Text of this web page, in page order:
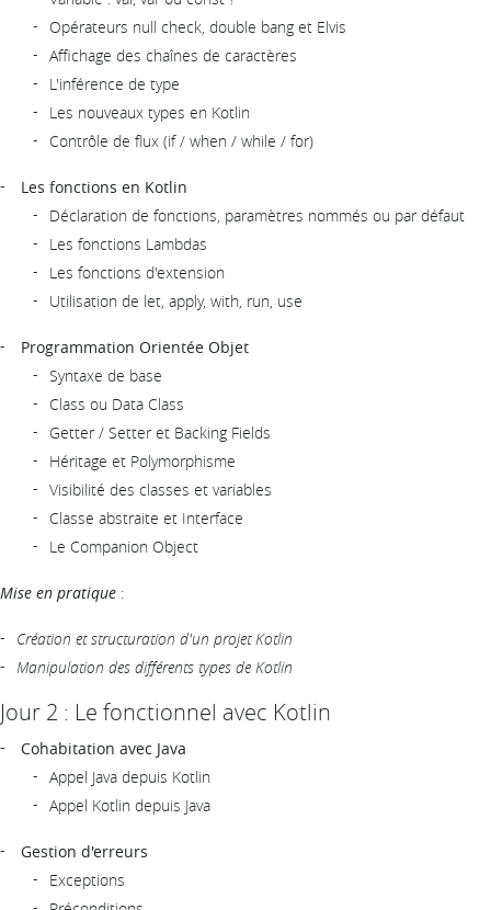
Opérateurs null check, double bang et Elvis
Affichage des chaînes de caractères
L'inférence de type
Les nouveaux types en Kotlin
Contrôle de flux (if / when / while / for)
Les fonctions en Kotlin
Déclaration de fonctions, paramètres nommés ou par défaut
Les fonctions Lambdas
Les fonctions d'extension
Utilisation de let, apply, with, run, use
Programmation Orientée Objet
Syntaxe de base
Class ou Data Class
Getter / Setter et Backing Fields
Héritage et Polymorphisme
Visibilité des classes et variables
Classe abstraite et Interface
Le Companion Object
Mise en pratique :
Création et structuration d'un projet Kotlin
Manipulation des différents types de Kotlin
Jour 2 : Le fonctionnel avec Kotlin
Cohabitation avec Java
Appel Java depuis Kotlin
Appel Kotlin depuis Java
Gestion d'erreurs
Exceptions